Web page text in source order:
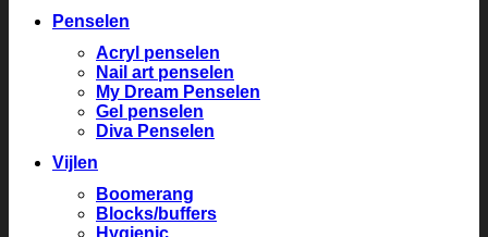
Penselen
Acryl penselen
Nail art penselen
My Dream Penselen
Gel penselen
Diva Penselen
Vijlen
Boomerang
Blocks/buffers
Hygienic